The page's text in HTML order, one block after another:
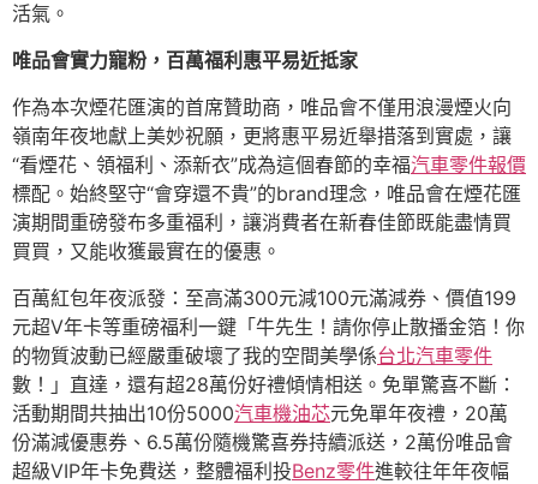
活氣。
唯品會實力寵粉，百萬福利惠平易近抵家
作為本次煙花匯演的首席贊助商，唯品會不僅用浪漫煙火向
嶺南年夜地獻上美妙祝願，更將惠平易近舉措落到實處，讓
“看煙花、領福利、添新衣”成為這個春節的幸福汽車零件報價
標配。始終堅守“會穿還不貴”的brand理念，唯品會在煙花匯
演期間重磅發布多重福利，讓消費者在新春佳節既能盡情買
買買，又能收獲最實在的優惠。
百萬紅包年夜派發：至高滿300元減100元滿減券、價值199
元超V年卡等重磅福利一鍵「牛先生！請你停止散播金箔！你
的物質波動已經嚴重破壞了我的空間美學係台北汽車零件
數！」直達，還有超28萬份好禮傾情相送。免單驚喜不斷：
活動期間共抽出10份5000汽車機油芯元免單年夜禮，20萬
份滿減優惠券、6.5萬份隨機驚喜券持續派送，2萬份唯品會
超級VIP年卡免費送，整體福利投Benz零件進較往年年夜幅